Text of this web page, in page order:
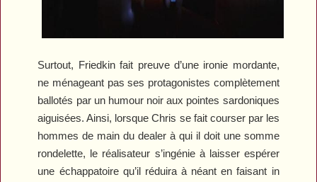
Surtout, Friedkin fait preuve d’une ironie mordante,
ne ménageant pas ses protagonistes complètement
ballotés par un humour noir aux pointes sardoniques
aiguisées. Ainsi, lorsque Chris se fait courser par les
hommes de main du dealer à qui il doit une somme
rondelette, le réalisateur s’ingénie à laisser espérer
une échappatoire qu’il réduira à néant en faisant in